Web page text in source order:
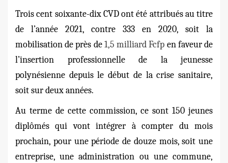
Trois cent soixante-dix CVD ont été attribués au titre
de l’année 2021, contre 333 en 2020, soit la
mobilisation de près de1,5 milliard Fcfp en faveur de
l’insertion professionnelle de la jeunesse
polynésienne depuis le début de la crise sanitaire,
soit sur deux années.
Au terme de cette commission, ce sont 150 jeunes
diplômés qui vont intégrer à compter du mois
prochain, pour une période de douze mois, soit une
entreprise, une administration ou une commune,